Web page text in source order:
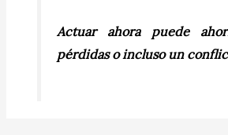
Actuar ahora puede
pérdidas o incluso un